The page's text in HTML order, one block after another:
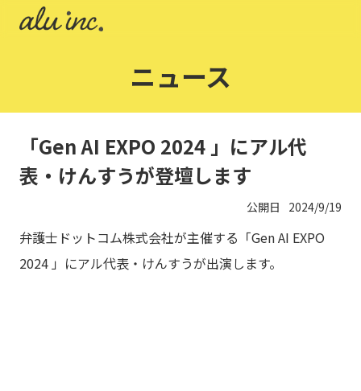
ニュース
「Gen AI EXPO 2024 」にアル代
表・けんすうが登壇します
公開日 2024/9/19
弁護士ドットコム株式会社が主催する「Gen AI EXPO
2024 」にアル代表・けんすうが出演します。